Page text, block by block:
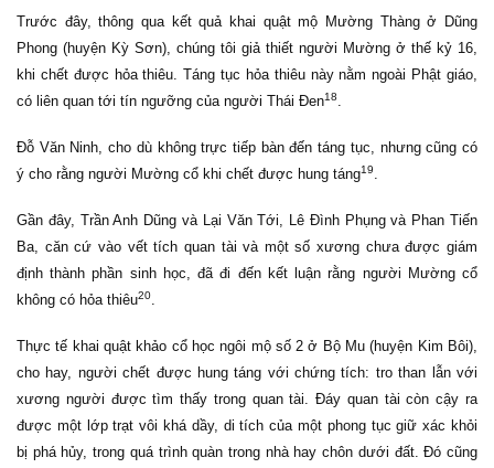
Trước đây, thông qua kết quả khai quật mộ Mường Thàng ở Dũng
Phong (huyện Kỳ Sơn), chúng tôi giả thiết người Mường ở thế kỷ 16,
khi chết được hỏa thiêu. Táng tục hỏa thiêu này nằm ngoài Phật giáo,
có liên quan tới tín ngưỡng của người Thái Đen18
Đỗ Văn Ninh, cho dù không trực tiếp bàn đến táng tục, nhưng cũng có
ý cho rằng người Mường cổ khi chết được hung táng19
Gần đây, Trần Anh Dũng và Lại Văn Tới, Lê Đình Phụng và Phan Tiến
Ba, căn cứ vào vết tích quan tài và một số xương chưa được giám
định thành phần sinh học, đã đi đến kết luận rằng người Mường cổ
không có hỏa thiêu20
Thực tế khai quật khảo cổ học ngôi mộ số 2 ở Bộ Mu (huyện Kim Bôi),
cho hay, người chết được hung táng với chứng tích: tro than lẫn với
xương người được tìm thấy trong quan tài. Đáy quan tài còn cậy ra
được một lớp trạt vôi khá dầy, di tích của một phong tục giữ xác khỏi
bị phá hủy, trong quá trình quàn trong nhà hay chôn dưới đất. Đó cũng